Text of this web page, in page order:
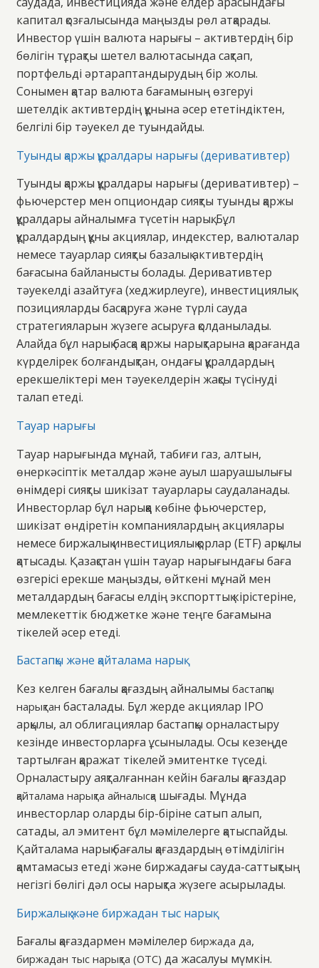
капитал қозғалысында маңызды рөл атқарады.
Инвестор үшін валюта нарығы – активтердің бір
бөлігін тұрақты шетел валютасында сақтап,
портфельді әртараптандырудың бір жолы.
Сонымен қатар валюта бағамының өзгеруі
шетелдік активтердің құнына әсер ететіндіктен,
белгілі бір тәуекел де туындайды.
Туынды қаржы құралдары нарығы (деривативтер)
Туынды қаржы құралдары нарығы (деривативтер) –
фьючерстер мен опциондар сияқты туынды қаржы
құралдары айналымға түсетін нарық. Бұл
құралдардың құны акциялар, индекстер, валюталар
немесе тауарлар сияқты базалық активтердің
бағасына байланысты болады. Деривативтер
тәуекелді азайтуға (хеджирлеуге), инвестициялық
позицияларды басқаруға және түрлі сауда
стратегияларын жүзеге асыруға қолданылады.
Алайда бұл нарық басқа қаржы нарықтарына қарағанда
күрделірек болғандықтан, ондағы құралдардың
ерекшеліктері мен тәуекелдерін жақсы түсінуді
талап етеді.
Тауар нарығы
Тауар нарығында мұнай, табиғи газ, алтын,
өнеркәсіптік металдар және ауыл шаруашылығы
өнімдері сияқты шикізат тауарлары саудаланады.
Инвесторлар бұл нарыққа көбіне фьючерстер,
шикізат өндіретін компаниялардың акциялары
немесе биржалық инвестициялық қорлар (ETF) арқылы
қатысады. Қазақстан үшін тауар нарығындағы баға
өзгерісі ерекше маңызды, өйткені мұнай мен
металдардың бағасы елдің экспорттық кірістеріне,
мемлекеттік бюджетке және теңге бағамына
тікелей әсер етеді.
Бастапқы және қайталама нарық
Кез келген бағалы қағаздың айналымыбастапқы
нарықтан басталады. Бұл жерде акциялар IPO
арқылы, ал облигациялар бастапқы орналастыру
кезінде инвесторларға ұсынылады. Осы кезеңде
тартылған қаражат тікелей эмитентке түседі.
Орналастыру аяқталғаннан кейін бағалы қағаздар
қайталама нарықта айналысқа шығады. Мұнда
инвесторлар оларды бір-біріне сатып алып,
сатады, ал эмитент бұл мәмілелерге қатыспайды.
Қайталама нарық бағалы қағаздардың өтімділігін
қамтамасыз етеді және биржадағы сауда-саттықтың
негізгі бөлігі дәл осы нарықта жүзеге асырылады.
Биржалық және биржадан тыс нарық
Бағалы қағаздармен мәмілелербиржада да,
биржадан тыс нарықта (OTC)да жасалуы мүмкін.